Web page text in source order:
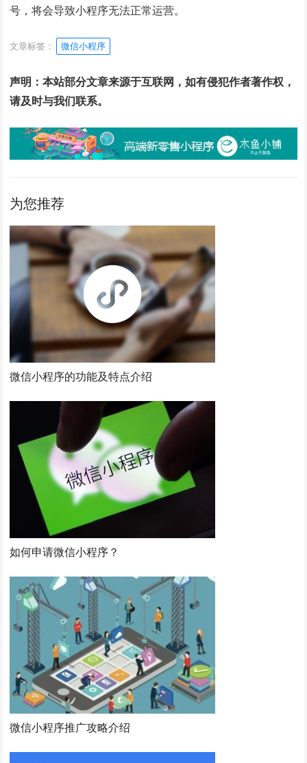
号，将会导致小程序无法正常运营。
文章标签： 微信小程序
声明：本站部分文章来源于互联网，如有侵犯作者著作权，
请及时与我们联系。
为您推荐
微信小程序的功能及特点介绍
如何申请微信小程序？
微信小程序推广攻略介绍